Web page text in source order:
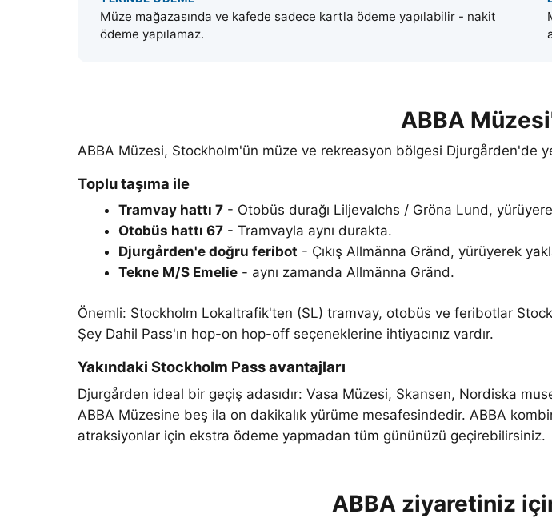
Müze mağazasında ve kafede sadece kartla ödeme yapılabilir - nakit
ödeme yapılamaz.
ABBA
ABBA Müzesi, Stockholm'ün müze ve rekreasyon bölgesi Djurgården'de
Toplu taşıma ile
Tramvay hattı 7 - Otobüs durağı Liljevalchs / Gröna Lund,
Otobüs hattı 67 - Tramvayla aynı durakta.
Djurgården'e doğru feribot - Çıkış Allmänna Gränd, yürüyerek
Tekne M/S Emelie - aynı zamanda Allmänna Gränd.
Önemli: Stockholm Lokaltrafik'ten (SL) tramvay, otobüs ve feribotlar
Şey Dahil Pass'ın hop-on hop-off seçeneklerine ihtiyacınız vardır.
Yakındaki Stockholm Pass avantajları
Djurgården ideal bir geçiş adasıdır: Vasa Müzesi, Skansen, Nordiska
ABBA Müzesine beş ila on dakikalık yürüme mesafesindedir. ABBA
atraksiyonlar için ekstra ödeme yapmadan tüm gününüzü geçirebilirsiniz.
ABBA ziyaretiniz